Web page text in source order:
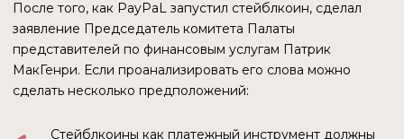
На самом деле нет. Экономика уже давно стала
системой, тесно интегрированной с политикой, и
последняя, складывается такое впечатление, служит тем,
кто является конечным бенефициаром мировой
экономической системы. Если мир глобализируется, то
финансовая система тем более. Не исключено, что
во всех более-менее развитых кластерах. И этот этап